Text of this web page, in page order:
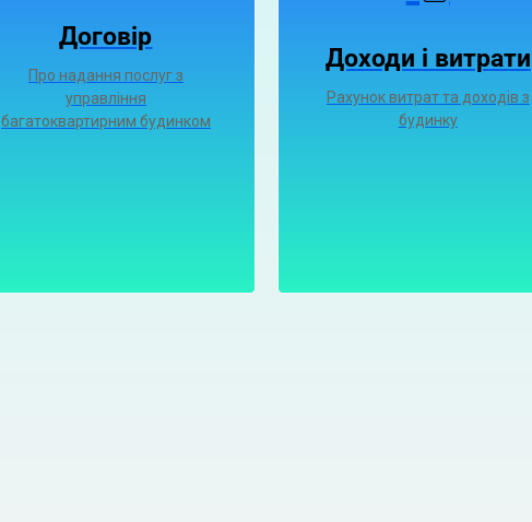
Договір
Про надання послуг з
управління
багатоквартирним будинком
Доходи і витрати
Рахунок витрат та доходів з
будинку